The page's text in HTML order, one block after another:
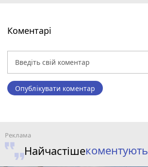
Коментарі
Опублікувати коментар
Найчастішекоментують